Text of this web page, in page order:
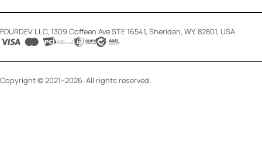
FOURDEV LLC, 1309 Coffeen Ave STE 16541, Sheridan, WY, 82801, USA
Copyright © 2021–2026. All rights reserved.